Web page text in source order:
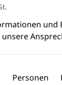
und
unsere
Personen